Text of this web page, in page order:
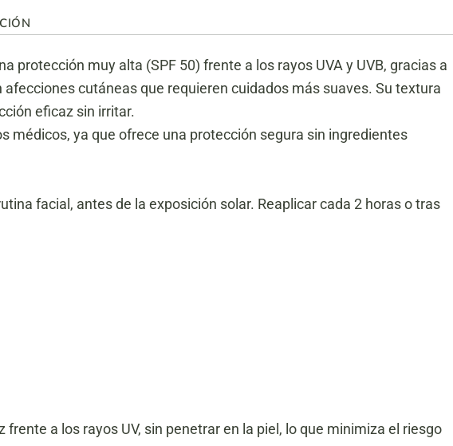
protección muy alta (SPF 50) frente a los rayos UVA y UVB, gracias a
cutáneas que requieren cuidados más suaves. Su textura
eficaz sin irritar.
ya que ofrece una protección segura sin ingredientes
facial, antes de la exposición solar. Reaplicar cada 2 horas o tras
a los rayos UV, sin penetrar en la piel, lo que minimiza el riesgo